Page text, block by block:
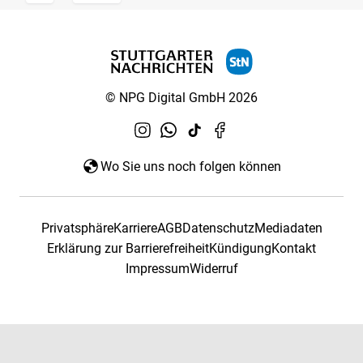
© NPG Digital GmbH 2026
Wo Sie uns noch folgen können
PrivatsphäreKarriereAGBDatenschutzMediadaten
Erklärung zur BarrierefreiheitKündigungKontakt
ImpressumWiderruf